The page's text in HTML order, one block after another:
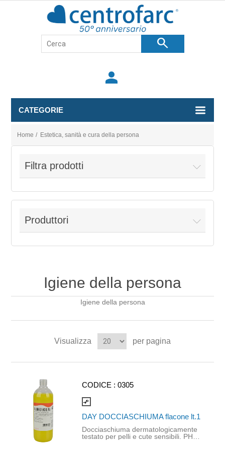
search
person
CATEGORIE
Home / Estetica, sanità e cura della persona
Filtra prodotti
Produttori
Igiene della persona
Igiene della persona
Visualizza per pagina
CODICE :0305
compare_arrows
DAY DOCCIASCHIUMA flacone lt.1
Docciaschiuma dermatologicamente
testato per pelli e cute sensibili. PH